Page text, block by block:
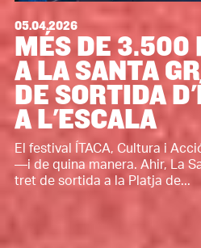
05.04.2026
MÉS DE 3.500
A LA SANTA
DE SORTIDA
A L'ESCALA
El festival ÍTACA, Cultura i
—i de quina manera. Ahir, La
tret de sortida a la Platja de...